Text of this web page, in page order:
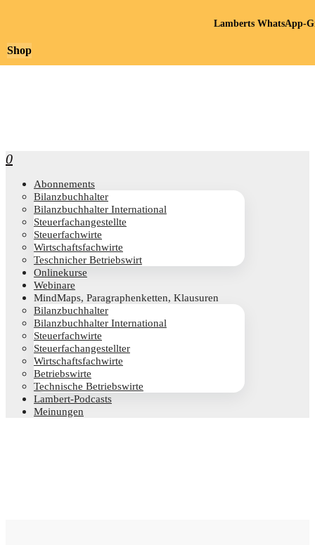
0
Abon­ne­ments
Bilanz­buch­hal­ter
Bilanz­buch­hal­ter International
Steu­er­fach­an­ge­stell­te
Steu­er­fach­wir­te
Wirt­schafts­fach­wir­te
Teschni­cher Betriebswirt
Online­kur­se
Web­i­na­re
Mind­Maps, Para­gra­phen­ket­ten, Klausuren
Bilanz­buch­hal­ter
Bilanz­buch­hal­ter International
Steu­er­fach­wir­te
Steu­er­fach­an­ge­stell­ter
Wirt­schafts­fach­wir­te
Betriebs­wir­te
Tech­ni­sche Betriebswirte
Lam­­bert-Pod­­casts
Mei­nun­gen
Shop
Lamberts WhatsApp-